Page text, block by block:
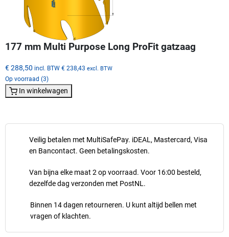
Veilig betalen met MultiSafePay. iDEAL, Mastercard, Visa
en Bancontact. Geen betalingskosten.
Van bijna elke maat 2 op voorraad. Voor 16:00 besteld,
dezelfde dag verzonden met PostNL.
Binnen 14 dagen retourneren. U kunt altijd bellen met
vragen of klachten.
177 mm Multi Purpose Long ProFit gatzaag
€ 288,50 incl. BTW € 238,43 excl. BTW
Op voorraad (3)
In winkelwagen